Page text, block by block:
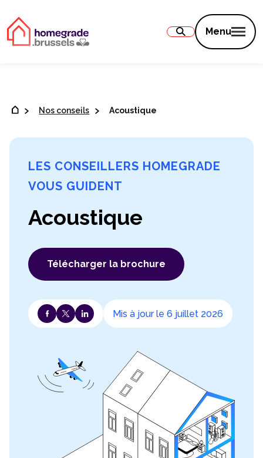
Menu
Nos conseils Acoustique
LES CONSEILLERS HOMEGRADE
VOUS GUIDENT
Acoustique
Télécharger la brochure
Mis à jour le 6 juillet 2026